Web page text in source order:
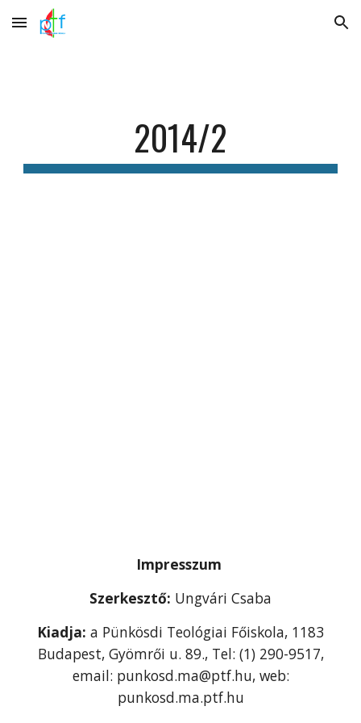
Skip to main content Skip to navigation
2014/2
Impresszum
Szerkesztő: Ungvári Csaba
Kiadja: a Pünkösdi Teológiai Főiskola, 1183
Budapest, Gyömrői u. 89., Tel: (1) 290-9517,
email: punkosd.ma@ptf.hu, web:
punkosd.ma.ptf.hu